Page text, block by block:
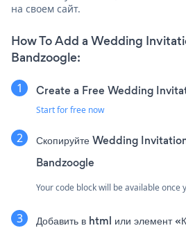
на своем сайт.
How To Add a Wedding
Bandzoogle:
Create a Free Wedding
Start for free now
Скопируйте Wedding
Bandzoogle
Your code block will be available once
Добавить в html или элемент